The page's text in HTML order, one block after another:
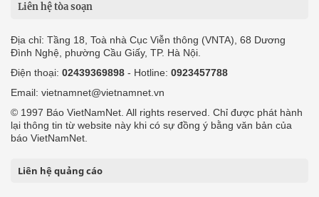
Liên hệ tòa soạn
Địa chỉ: Tầng 18, Toà nhà Cục Viễn thông (VNTA), 68 Dương
Đình Nghệ, phường Cầu Giấy, TP. Hà Nội.
Điện thoại: 02439369898 - Hotline: 0923457788
Email: vietnamnet@vietnamnet.vn
© 1997 Báo VietNamNet. All rights reserved. Chỉ được phát hành
lại thông tin từ website này khi có sự đồng ý bằng văn bản của
báo VietNamNet.
Liên hệ quảng cáo